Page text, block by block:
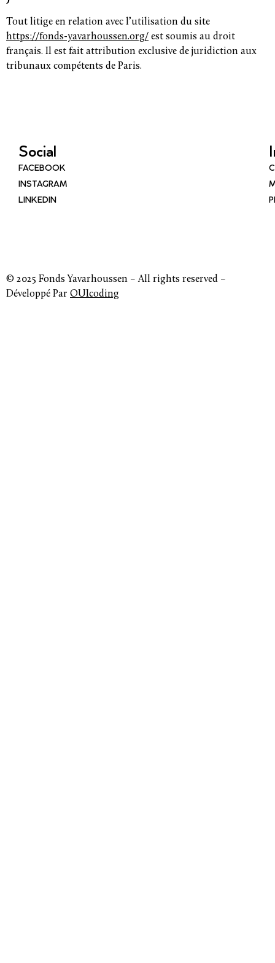
Tout litige en relation avec l’utilisation du site
https://fonds-yavarhoussen.org/ est soumis au droit
français. Il est fait attribution exclusive de juridiction aux
tribunaux compétents de Paris.
Social
FACEBOOK
INSTAGRAM
LINKEDIN
© 2025 Fonds Yavarhoussen – All rights reserved –
Développé Par OUIcoding